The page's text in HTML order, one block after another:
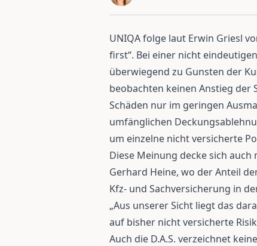
UNIQA folge laut Erwin Griesl
first“. Bei einer nicht
überwiegend zu Gunsten der
beobachten keinen Anstieg der
Schäden nur im geringen
umfänglichen
um einzelne nicht versicherte
Diese Meinung decke sich
Gerhard Heine, wo der Anteil
Kfz- und Sachversicherung in
„Aus unserer Sicht liegt das
auf bisher nicht versicherte
Auch die D.A.S. verzeichnet